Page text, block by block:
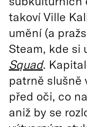
takoví Ville
umění (a
Steam, kde si
Squad.
patrně slušně
před oči, co
aniž by se